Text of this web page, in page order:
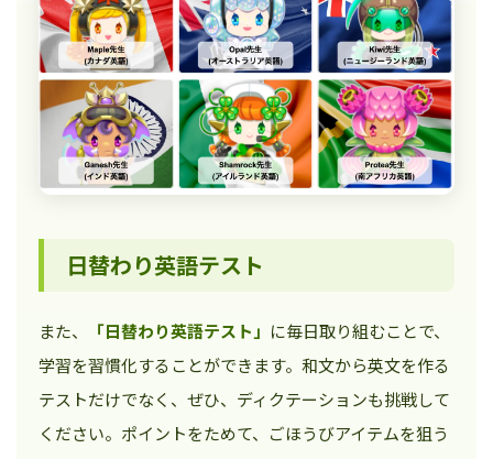
日替わり英語テスト
また、 「日替わり英語テスト」 に毎日取り組むことで、
学習を習慣化することができます。和文から英文を作る
テストだけでなく、ぜひ、ディクテーションも挑戦して
ください。ポイントをためて、ごほうびアイテムを狙う